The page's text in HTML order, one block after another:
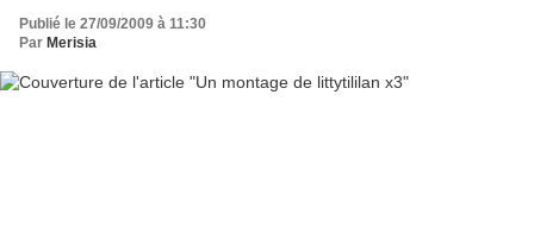
Publié le 27/09/2009 à 11:30
Par Merisia